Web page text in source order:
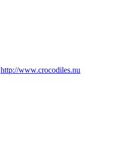
http://www.crocodiles.nu